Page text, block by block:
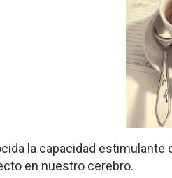
la capacidad
en nuestro cerebro.